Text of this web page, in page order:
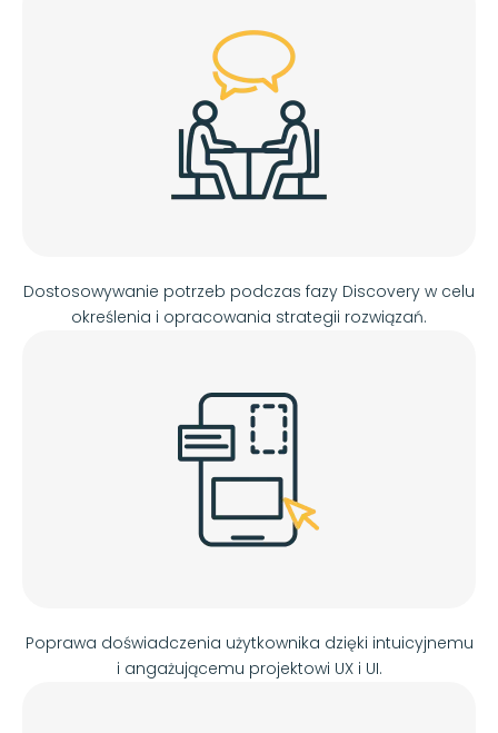
Dostosowywanie potrzeb podczas fazy Discovery w celu
określenia i opracowania strategii rozwiązań.
Poprawa doświadczenia użytkownika dzięki intuicyjnemu
i angażującemu projektowi UX i UI.